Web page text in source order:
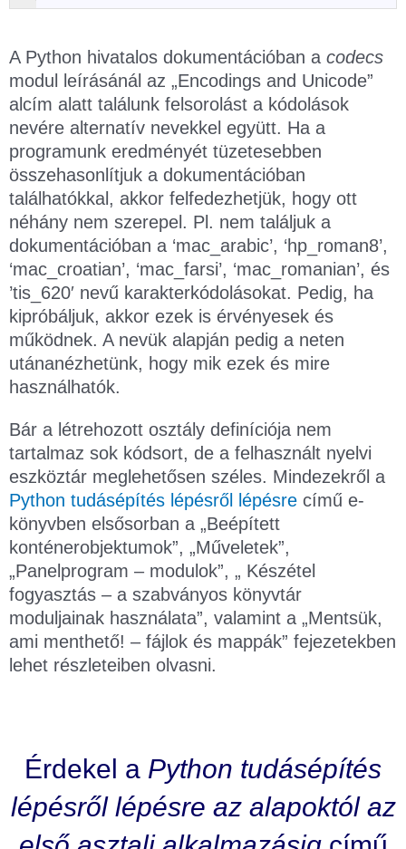
A Python hivatalos dokumentációban a codecs
modul leírásánál az „Encodings and Unicode”
alcím alatt találunk felsorolást a kódolások
nevére alternatív nevekkel együtt. Ha a
programunk eredményét tüzetesebben
összehasonlítjuk a dokumentációban
találhatókkal, akkor felfedezhetjük, hogy ott
néhány nem szerepel. Pl. nem találjuk a
dokumentációban a ‘mac_arabic’, ‘hp_roman8’,
‘mac_croatian’, ‘mac_farsi’, ‘mac_romanian’, és
’tis_620′ nevű karakterkódolásokat. Pedig, ha
kipróbáljuk, akkor ezek is érvényesek és
működnek. A nevük alapján pedig a neten
utánanézhetünk, hogy mik ezek és mire
használhatók.
Bár a létrehozott osztály definíciója nem
tartalmaz sok kódsort, de a felhasznált nyelvi
eszköztár meglehetősen széles. Mindezekről a
Python tudásépítés lépésről lépésre című e-
könyvben elsősorban a „Beépített
konténerobjektumok”, „Műveletek”,
„Panelprogram – modulok”, „ Készétel
fogyasztás – a szabványos könyvtár
moduljainak használata”, valamint a „Mentsük,
ami menthető! – fájlok és mappák” fejezetekben
lehet részleteiben olvasni.
Érdekel a Python tudásépítés
lépésről lépésre az alapoktól az